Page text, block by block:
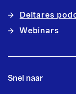
Deltares
Webinars
Snel naar